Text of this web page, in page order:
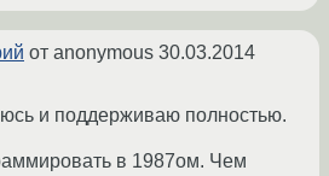
от anonymous 30.03.2014
и поддерживаю полностью.
в 1987ом. Чем